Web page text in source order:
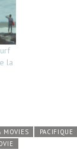
la
MOVIES
PACIFIQUE